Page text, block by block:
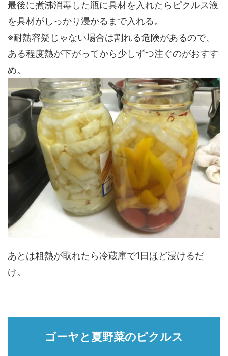
最後に煮沸消毒した瓶に具材を入れたらピクルス液
を具材がしっかり浸かるまで入れる。
※耐熱容疑じゃない場合は割れる危険があるので、
ある程度熱が下がってから少しずつ注ぐのがおすす
め。
あとは粗熱が取れたら冷蔵庫で1日ほど浸けるだ
け。
ゴーヤと夏野菜のピクルス